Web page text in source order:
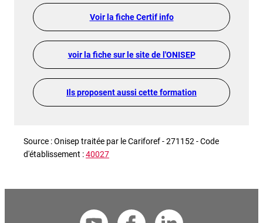
Voir la fiche Certif info
voir la fiche sur le site de l'ONISEP
Ils proposent aussi cette formation
Source : Onisep traitée par le Cariforef - 271152 - Code
d'établissement :40027